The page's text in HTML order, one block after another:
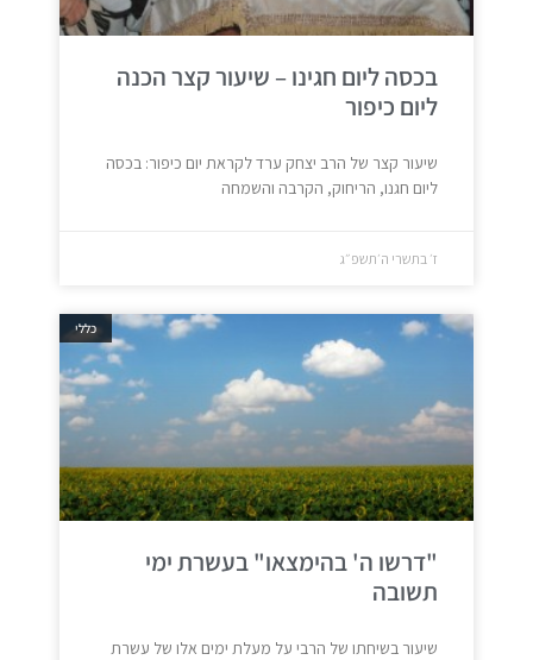
בכסה ליום חגינו – שיעור קצר הכנה
ליום כיפור
שיעור קצר של הרב יצחק ערד לקראת יום כיפור: בכסה
ליום חגנו, הריחוק, הקרבה והשמחה
ז׳ בתשרי ה׳תשפ״ג
כללי
"דרשו ה' בהימצאו" בעשרת ימי
תשובה
שיעור בשיחתו של הרבי על מעלת ימים אלו של עשרת